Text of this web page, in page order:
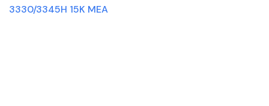
3330/3345H 15K MEA